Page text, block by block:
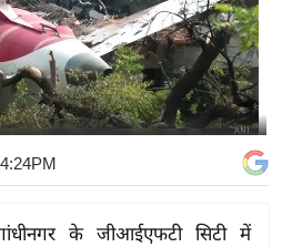
के जीआईएफटी सिटी में